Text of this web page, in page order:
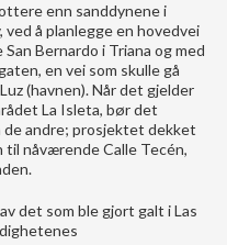
enn sanddynene i
å planlegge en hovedvei
Bernardo i Triana og med
en vei som skulle gå
(havnen). Når det gjelder
La Isleta, bør det
de andre; prosjektet dekket
til nåværende Calle Tecén,
det som ble gjort galt i Las